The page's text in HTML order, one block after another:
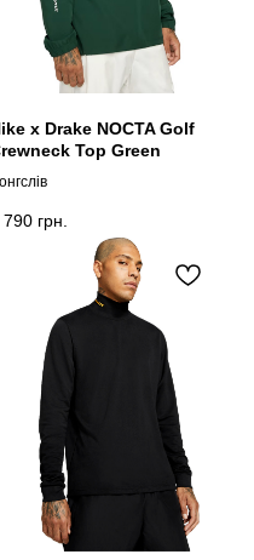
x Drake NOCTA Golf
Top Green
790 грн.